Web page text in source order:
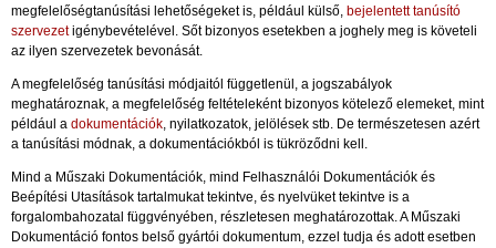
megfelelőségtanúsítási lehetőségeket is, például külső, bejelentett tanúsító
szervezetigénybevételével. Sőt bizonyos esetekben a joghely meg is követeli
az ilyen szervezetek bevonását.
A megfelelőség tanúsítási módjaitól függetlenül, a jogszabályok
meghatároznak, a megfelelőség feltételeként bizonyos kötelező elemeket, mint
például a dokumentációk, nyilatkozatok, jelölések stb. De természetesen azért
a tanúsítási módnak, a dokumentációkból is tükröződni kell.
Mind a Műszaki Dokumentációk, mind Felhasználói Dokumentációk és
Beépítési Utasítások tartalmukat tekintve, és nyelvüket tekintve is a
forgalombahozatal függvényében, részletesen meghatározottak. A Műszaki
Dokumentáció fontos belső gyártói dokumentum, ezzel tudja és adott esetben